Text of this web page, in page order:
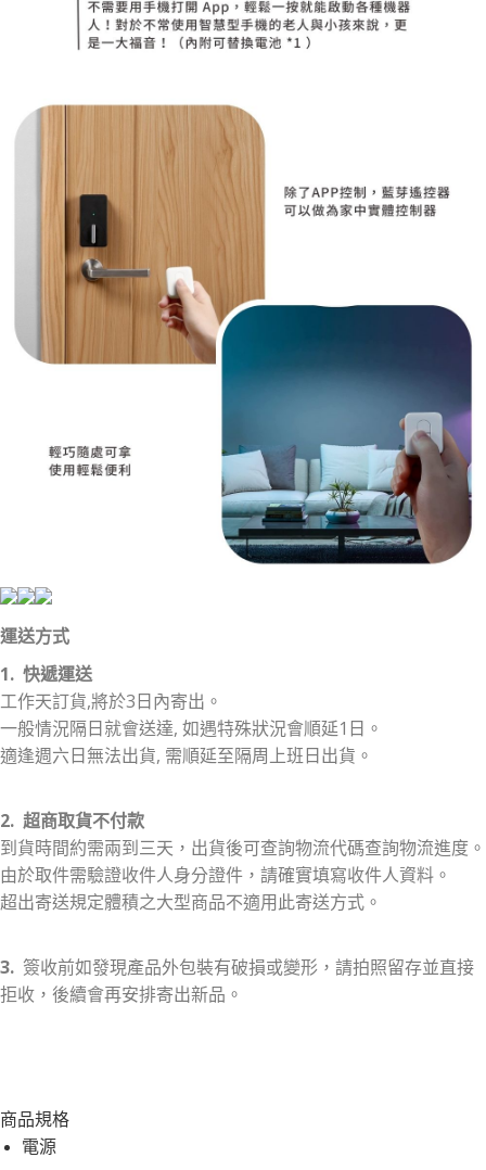
運送方式
1. 快遞運送
工作天訂貨,將於3日內寄出。
一般情況隔日就會送達, 如遇特殊狀況會順延1日。
適逢週六日無法出貨, 需順延至隔周上班日出貨。
2. 超商取貨不付款
到貨時間約需兩到三天，出貨後可查詢物流代碼查詢物流進度。
由於取件需驗證收件人身分證件，請確實填寫收件人資料。
超出寄送規定體積之大型商品不適用此寄送方式。
3. 簽收前如發現產品外包裝有破損或變形，請拍照留存並直接
拒收，後續會再安排寄出新品。
商品規格
電源